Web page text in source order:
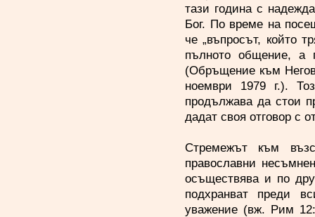
тази година с
Бог. По време на
че „въпросът, който
пълното общение, а
(Обръщение към
ноември 1979 г.).
продължава да стои
дадат своя отговор с
Стремежът към
православни
осъществява и по
подхранват преди
уважение (вж. Рим